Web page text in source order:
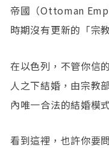
帝國（Ottoman
時期沒有更新的「宗
在以色列，不管你信
人之下結婚，由宗教
內唯一合法的結婚模
看到這裡，也許你要